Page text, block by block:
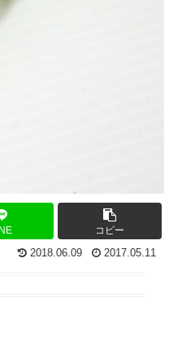
コピー
2018.06.09 2017.05.11